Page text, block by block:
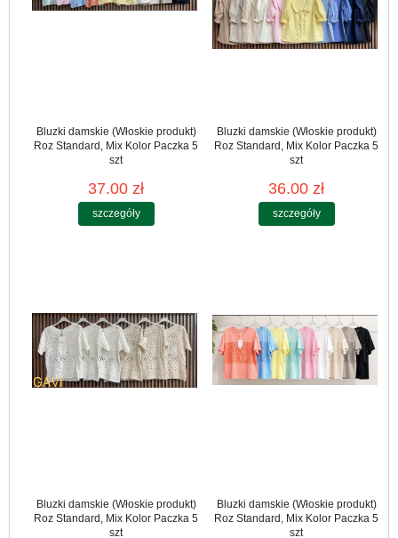
Bluzki damskie (Włoskie produkt)
Roz Standard, Mix Kolor Paczka 5
szt
37.00 zł
szczegóły
Bluzki damskie (Włoskie produkt)
Roz Standard, Mix Kolor Paczka 5
szt
36.00 zł
szczegóły
Bluzki damskie (Włoskie produkt)
Roz Standard, Mix Kolor Paczka 5
szt
Bluzki damskie (Włoskie produkt)
Roz Standard, Mix Kolor Paczka 5
szt